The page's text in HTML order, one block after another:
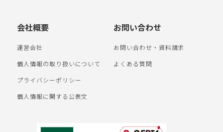
会社概要
運営会社
個人情報の取り扱いについて
プライバシーポリシー
個人情報に関する公表文
お問い合わせ
お問い合わせ・資料請求
よくある質問